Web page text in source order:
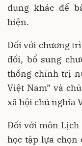
dung khác để
hiện.
Đối với chương
đổi, bổ sung
thống chính trị
Việt Nam” và
xã hội chủ nghĩa
Đối với môn Lịch
học tập lựa chọn